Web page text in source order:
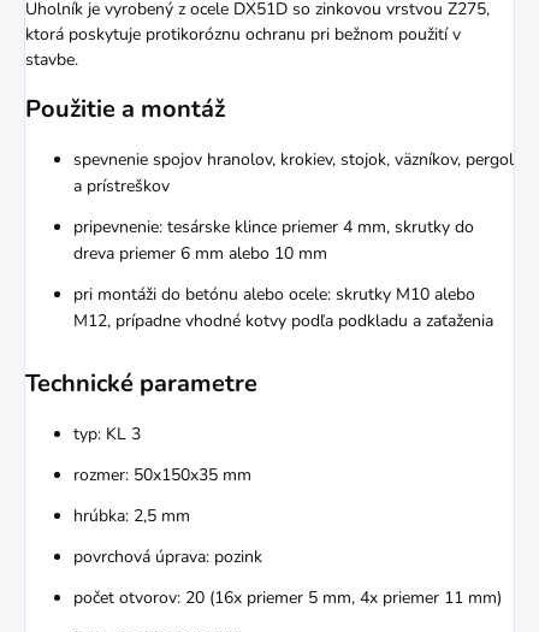
Uholník je vyrobený z ocele DX51D so zinkovou vrstvou Z275,
ktorá poskytuje protikoróznu ochranu pri bežnom použití v
stavbe.
Použitie a montáž
spevnenie spojov hranolov, krokiev, stojok, väzníkov, pergol
a prístreškov
pripevnenie: tesárske klince priemer 4 mm, skrutky do
dreva priemer 6 mm alebo 10 mm
pri montáži do betónu alebo ocele: skrutky M10 alebo
M12, prípadne vhodné kotvy podľa podkladu a zaťaženia
Technické parametre
typ: KL 3
rozmer: 50x150x35 mm
hrúbka: 2,5 mm
povrchová úprava: pozink
počet otvorov: 20 (16x priemer 5 mm, 4x priemer 11 mm)